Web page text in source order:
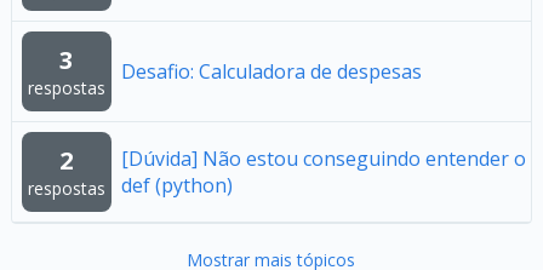
3
respostas
Desafio: Calculadora de despesas
2
respostas
[Dúvida] Não estou conseguindo entender o
def (python)
Mostrar mais tópicos